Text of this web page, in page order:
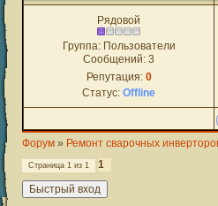
Рядовой
Группа: Пользователи
Сообщений: 3
Репутация: 0
Статус: Offline
Форум » Ремонт сварочных
Страница 1 из 1 1